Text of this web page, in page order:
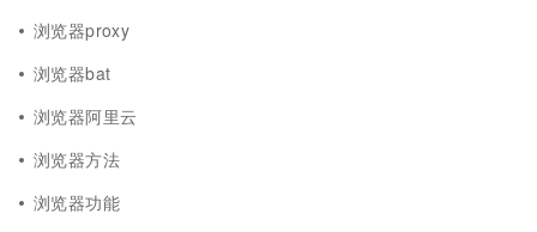
浏览器proxy
浏览器bat
浏览器阿里云
浏览器方法
浏览器功能